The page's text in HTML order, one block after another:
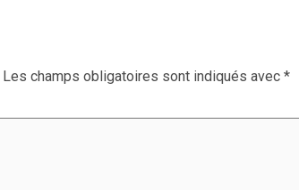
Les champs obligatoires sont indiqués avec *